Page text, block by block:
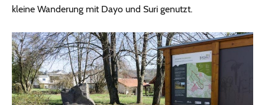
kleine Wanderung mit Dayo und Suri genutzt.